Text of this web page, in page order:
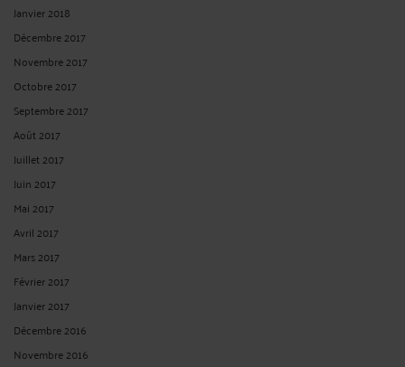
Janvier 2018
Décembre 2017
Novembre 2017
Octobre 2017
Septembre 2017
Août 2017
Juillet 2017
Juin 2017
Mai 2017
Avril 2017
Mars 2017
Février 2017
Janvier 2017
Décembre 2016
Novembre 2016